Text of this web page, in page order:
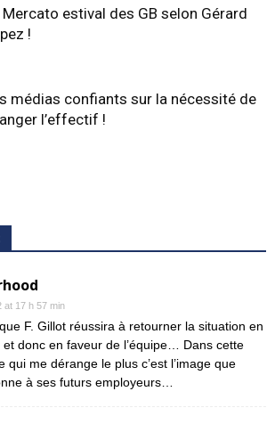
Mercato estival des GB selon Gérard
!
médias confiants sur la nécessité de
l’effectif !
at 17 h 57 min
F. Gillot réussira à retourner la situation en
et donc en faveur de l’équipe… Dans cette
qui me dérange le plus c’est l’image que
à ses futurs employeurs…